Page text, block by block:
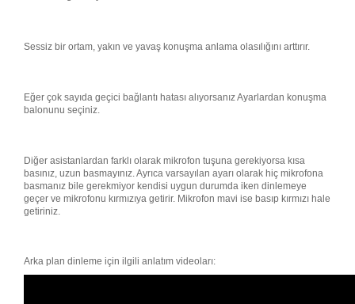
Sessiz bir ortam, yakın ve yavaş konuşma anlama olasılığını arttırır.
Eğer çok sayıda geçici bağlantı hatası alıyorsanız Ayarlardan konuşma
balonunu seçiniz.
Diğer asistanlardan farklı olarak mikrofon tuşuna gerekiyorsa kısa
basınız, uzun basmayınız. Ayrıca varsayılan ayarı olarak hiç mikrofona
basmanız bile gerekmiyor kendisi uygun durumda iken dinlemeye
geçer ve mikrofonu kırmızıya getirir. Mikrofon mavi ise basıp kırmızı hale
getiriniz.
Arka plan dinleme için ilgili anlatım videoları: